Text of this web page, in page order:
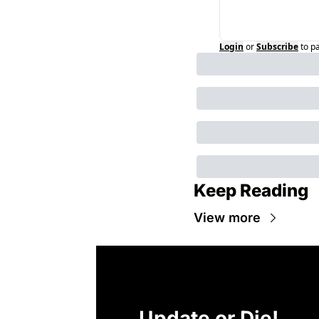
Login orSubscribeto
Keep Reading
View more